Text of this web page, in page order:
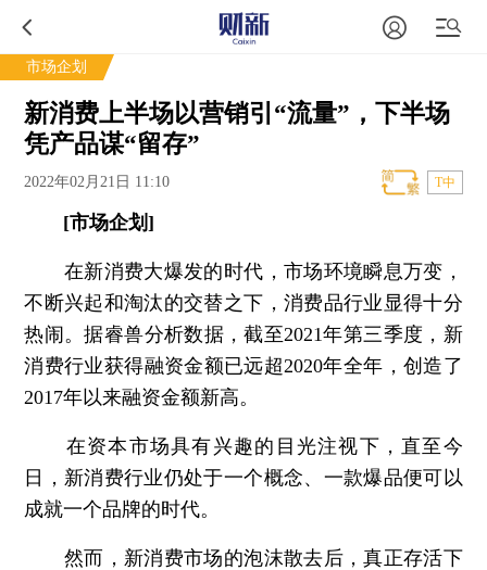
市场企划
新消费上半场以营销引“流量”，下半场
凭产品谋“留存”
2022年02月21日 11:10 T中
[市场企划]
在新消费大爆发的时代，市场环境瞬息万变，
不断兴起和淘汰的交替之下，消费品行业显得十分
热闹。据睿兽分析数据，截至2021年第三季度，新
消费行业获得融资金额已远超2020年全年，创造了
2017年以来融资金额新高。
在资本市场具有兴趣的目光注视下，直至今
日，新消费行业仍处于一个概念、一款爆品便可以
成就一个品牌的时代。
然而，新消费市场的泡沫散去后，真正存活下